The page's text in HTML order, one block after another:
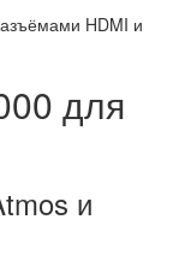
для
и